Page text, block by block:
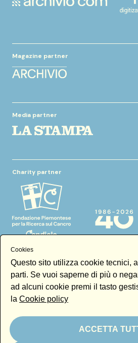
Magazine partner
Media partner
Charity partner
In kind partner
Cookies
Questo sito utilizza cookie tecnici,
parti. Se vuoi saperne di più o
ad alcuni cookie premi il tasto
la Cookie policy
ACCETTA